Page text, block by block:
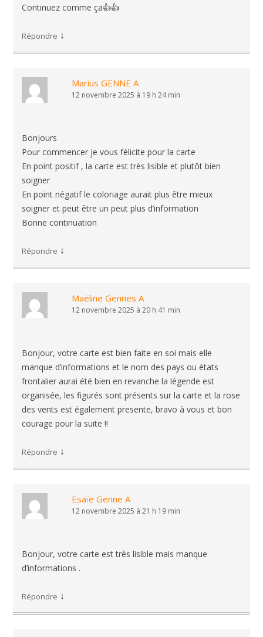
Continuez comme ça👍👍
Répondre ↓
Marius GENNE A
12 novembre 2025 à 19 h 24 min
Bonjours
Pour commencer je vous félicite pour la carte
En point positif , la carte est très lisible et plutôt bien
soigner
En point négatif le coloriage aurait plus être mieux
soigner et peut être un peut plus d’information
Bonne continuation
Répondre ↓
Maëline Gennes A
12 novembre 2025 à 20 h 41 min
Bonjour, votre carte est bien faite en soi mais elle
manque d’informations et le nom des pays ou états
frontalier aurai été bien en revanche la légende est
organisée, les figurés sont présents sur la carte et la rose
des vents est également presente, bravo à vous et bon
courage pour la suite !!
Répondre ↓
Esaïe Genne A
12 novembre 2025 à 21 h 19 min
Bonjour, votre carte est très lisible mais manque
d’informations .
Répondre ↓